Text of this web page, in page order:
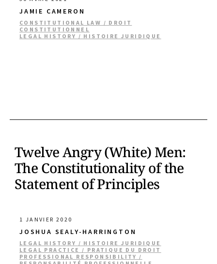
JAMIE CAMERON
CONSTITUTIONAL LAW / DROIT
CONSTITUTIONNEL
LEGAL HISTORY / HISTOIRE JURIDIQUE
Twelve Angry (White) Men:
The Constitutionality of the
Statement of Principles
1 JANVIER 2020
JOSHUA SEALY-HARRINGTON
LEGAL HISTORY / HISTOIRE JURIDIQUE
LEGAL PRACTICE / PRATIQUE DU DROIT
PROFESSIONAL RESPONSIBILITY /